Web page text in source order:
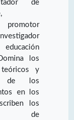
de
promotor
los
teóricos y
de los
en los
los
de